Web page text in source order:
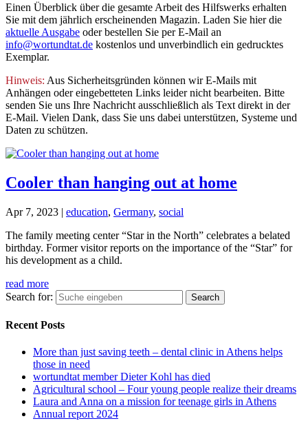
Einen Überblick über die gesamte Arbeit des Hilfswerks erhalten
Sie mit dem jährlich erscheinenden Magazin. Laden Sie hier die
aktuelle Ausgabe oder bestellen Sie per E-Mail an
info@wortundtat.de kostenlos und unverbindlich ein gedrucktes
Exemplar.
Hinweis: Aus Sicherheitsgründen können wir E-Mails mit
Anhängen oder eingebetteten Links leider nicht bearbeiten. Bitte
senden Sie uns Ihre Nachricht ausschließlich als Text direkt in der
E-Mail. Vielen Dank, dass Sie uns dabei unterstützen, Systeme und
Daten zu schützen.
Cooler than hanging out at home
Apr 7, 2023 | education, Germany, social
The family meeting center “Star in the North” celebrates a belated
birthday. Former visitor reports on the importance of the “Star” for
his development as a child.
read more
Search for:
Recent Posts
More than just saving teeth – dental clinic in Athens helps
those in need
wortundtat member Dieter Kohl has died
Agricultural school – Four young people realize their dreams
Laura and Anna on a mission for teenage girls in Athens
Annual report 2024